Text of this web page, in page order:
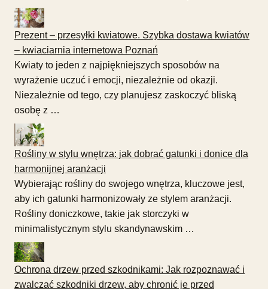
Prezent – przesyłki kwiatowe. Szybka dostawa kwiatów
– kwiaciarnia internetowa Poznań
Kwiaty to jeden z najpiękniejszych sposobów na
wyrażenie uczuć i emocji, niezależnie od okazji.
Niezależnie od tego, czy planujesz zaskoczyć bliską
osobę z …
Rośliny w stylu wnętrza: jak dobrać gatunki i donice dla
harmonijnej aranżacji
Wybierając rośliny do swojego wnętrza, kluczowe jest,
aby ich gatunki harmonizowały ze stylem aranżacji.
Rośliny doniczkowe, takie jak storczyki w
minimalistycznym stylu skandynawskim …
Ochrona drzew przed szkodnikami: Jak rozpoznawać i
zwalczać szkodniki drzew, aby chronić je przed